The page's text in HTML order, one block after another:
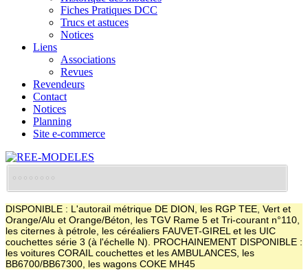
Fiches Pratiques DCC
Trucs et astuces
Notices
Liens
Associations
Revues
Revendeurs
Contact
Notices
Planning
Site e-commerce
DISPONIBLE : L'autorail métrique DE DION, les RGP TEE, Vert et
Orange/Alu et Orange/Béton, les TGV Rame 5 et Tri-courant n°110,
les citernes à pétrole, les céréaliers FAUVET-GIREL et les UIC
couchettes série 3 (à l'échelle N). PROCHAINEMENT DISPONIBLE :
les voitures CORAIL couchettes et les AMBULANCES, les
BB6700/BB67300, les wagons COKE MH45